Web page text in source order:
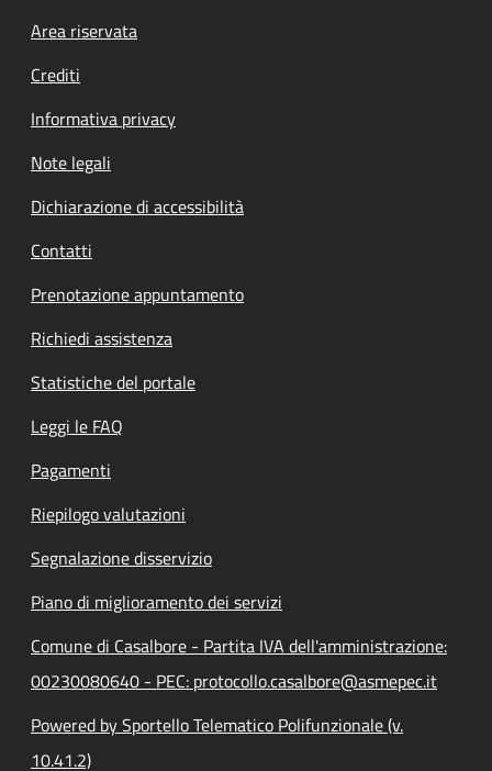
Footer menu
Area riservata
Crediti
Informativa privacy
Note legali
Dichiarazione di accessibilità
Contatti
Prenotazione appuntamento
Richiedi assistenza
Statistiche del portale
Leggi le FAQ
Pagamenti
Riepilogo valutazioni
Segnalazione disservizio
Piano di miglioramento dei servizi
Comune di Casalbore - Partita IVA dell'amministrazione:
00230080640 - PEC: protocollo.casalbore@asmepec.it
Powered by Sportello Telematico Polifunzionale (v.
10.41.2)